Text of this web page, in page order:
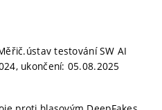
testování SW AI
ukončení: 05.08.2025